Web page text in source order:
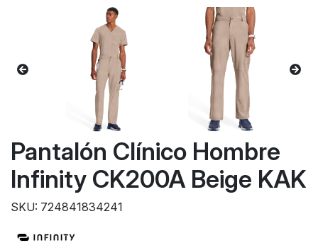
Pantalón Clínico Hombre
Infinity CK200A Beige KAK
SKU: 724841834241